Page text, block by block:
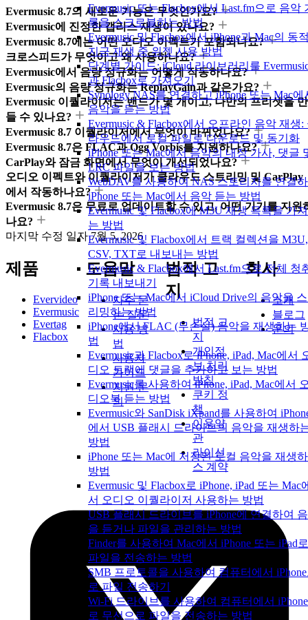
Evermusic 또는 Flacbox에서 Last.fm으로 음악
록을 스크로블하는 방법
Evermusic 및 Flacbox에서 iPhone과 Mac의 동
지금 재생 중 위젯 사용 방법
단계별 가이드: iCloud 라이브러리를
과 Flacbox로 가져오기
Synology NAS를 연결하고 iPhone 또는 Mac에
음악을 듣는 방법
Evermusic & Flacbox에서 오프라인 음악 재생:
라우드에서 로컬 파일로 다운로드 및 동기화
iPhone 또는 Mac에서 음악의 내장 가사, 댓글
LRC 파일을 보는 방법
WebDAV를 사용하여 NAS 스토리지를 연결
iPhone 또는 Mac에서 음악 듣는 방법
Evermusic 및 Flacbox에 M3U 재생 목록을 가
는 방법
Evermusic 및 Flacbox에서 트랙 컬렉션을 M3U,
CSV, TXT로 내보내는 방법
Evermusic & Flacbox에서 Last.fm으로 전체 청
기록 내보내기
iPhone 또는 Mac에서 iCloud Drive의 음악을
리밍하는 방법
iPhone에서 FLAC (무손실) 음악을 재생하는
법
Evermusic과 Flacbox로 iPhone, iPad, Mac에서
디오 트랙에 댓글을 추가하고 보는 방법
Evermusic를 사용하여 iPhone, iPad, Mac에서
디오북 듣는 방법
Evermusic와 SanDisk iXpand를 사용하여
에서 USB 플래시 드라이브의 음악을 재생하
방법
iPhone 또는 Mac에 저장된 로컬 음악을 재생
방법
Evermusic 및 Flacbox로 iPhone, iPad 또는 Mac
서 오디오 이퀄라이저 사용하는 방법
USB 플래시 드라이브를 iPhone에 연결하여
을 듣거나 파일을 관리하는 방법
Finder를 사용하여 Mac에서 iPhone 또는 iPad로
파일을 전송하는 방법
SMB 프로토콜을 사용하여 컴퓨터에서
로 파일 전송하기
Wi-Fi 드라이브를 사용하여 컴퓨터에서
로 무선으로 파일을 전송하는 방법
Evermusic 8.7의 새로운 기능은 무엇인가요?
Evermusic에 진정한 갭리스 재생이 있나요?
Evermusic 8.7에는 어떤 오디오 이펙트가 포함되나요?
크로스피드가 무엇이고 왜 사용하나요?
Evermusic에서 음량 정규화는 어떻게 작동하나요?
Evermusic의 음량 정규화는 ReplayGain과 같은가요?
Evermusic 이퀄라이저는 밴드가 몇 개이고, 나만의 프리셋을 만
들 수 있나요?
Evermusic 8.7 이퀄라이저에서 무엇이 바뀌었나요?
Evermusic 8.7은 FLAC과 Ogg Vorbis를 지원하나요?
CarPlay와 잠금 화면에서 무엇이 개선되었나요?
오디오 이펙트와 이퀄라이저가 클라우드 스트리밍 및 CarPlay
에서 작동하나요?
Evermusic 8.7은 무료로 업데이트할 수 있고, 어떤 기기를 지원
나요?
마지막 수정 일자7월 5, 2026
제품
Evervideo
Evermusic
Evertag
Flacbox
도움말
자주 묻
는 질문
사용 방
법
사용자
가이드
지원 문
의
법적 고
지
법적 고
지
개인정
보 처리
방침
쿠키 정
책
이용약
관
라이선
스 계약
회사
소개
블로그
문의